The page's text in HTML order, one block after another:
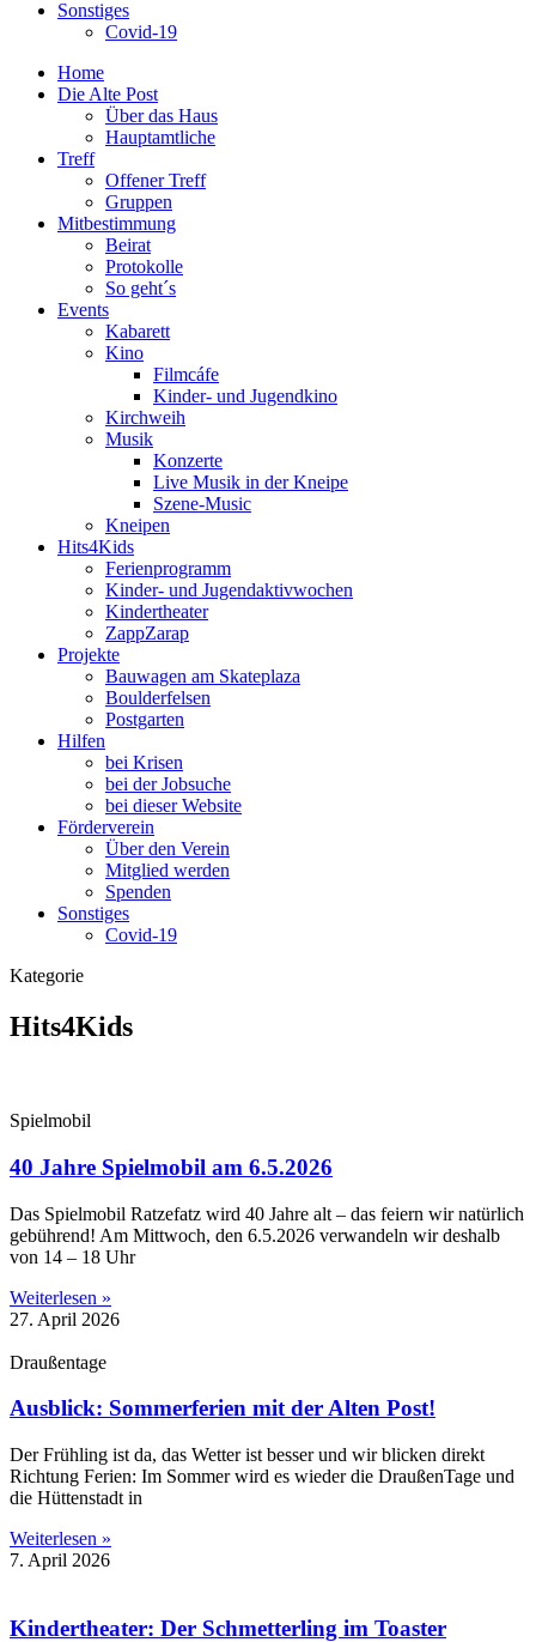
Sonstiges
Covid-19
Home
Die Alte Post
Über das Haus
Hauptamtliche
Treff
Offener Treff
Gruppen
Mitbestimmung
Beirat
Protokolle
So geht´s
Events
Kabarett
Kino
Filmcáfe
Kinder- und Jugendkino
Kirchweih
Musik
Konzerte
Live Musik in der Kneipe
Szene-Music
Kneipen
Hits4Kids
Ferienprogramm
Kinder- und Jugendaktivwochen
Kindertheater
ZappZarap
Projekte
Bauwagen am Skateplaza
Boulderfelsen
Postgarten
Hilfen
bei Krisen
bei der Jobsuche
bei dieser Website
Förderverein
Über den Verein
Mitglied werden
Spenden
Sonstiges
Covid-19
Kategorie
Hits4Kids
Spielmobil
40 Jahre Spielmobil am 6.5.2026
Das Spielmobil Ratzefatz wird 40 Jahre alt – das feiern wir natürlich
gebührend! Am Mittwoch, den 6.5.2026 verwandeln wir deshalb
von 14 – 18 Uhr
Weiterlesen »
27. April 2026
Draußentage
Ausblick: Sommerferien mit der Alten Post!
Der Frühling ist da, das Wetter ist besser und wir blicken direkt
Richtung Ferien: Im Sommer wird es wieder die DraußenTage und
die Hüttenstadt in
Weiterlesen »
7. April 2026
Kindertheater: Der Schmetterling im Toaster